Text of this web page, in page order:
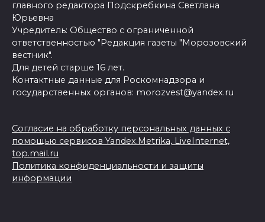
главного редактора Подскребкина Светлана
Юрьевна
Учредитель: Общество с ограниченной
ответственностью "Редакция газеты "Морозовский
вестник".
Для детей старше 16 лет.
Контактные данные для Роскомнадзора и
государственных органов: morozvest@yandex.ru
Согласие на обработку персональных данных с
помощью сервисов Yandex.Metrika, LiveInternet,
top.mail.ru
Политика конфиденциальности и защиты
информации